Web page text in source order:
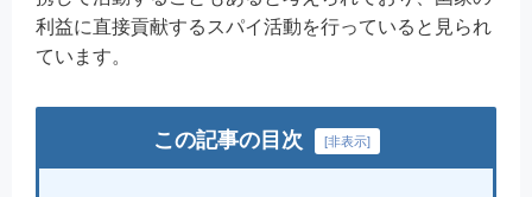
利益に直接貢献するスパイ活動を行っていると見られ
ています。
この記事の目次 [非表示]